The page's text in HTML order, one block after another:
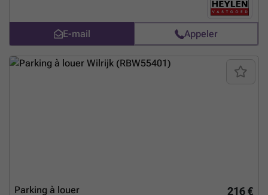
immédiatement. Situation Située dans un emplacement central à
Rumst, à proximité du centre-ville, des commerces, des quartiers
résidentiels et des principales voies d'accès. Grâce à son
emplacement idéal, vous bénéficiez d'un accès aisé. Caractéristiques
Place de parking souterraine Facilement accessible Emplacement
sécurisé dans un immeuble bien entretenu Disponible
immédiatement
En savoir plus ?
E-mail Appeler
216 €
Parking à louer